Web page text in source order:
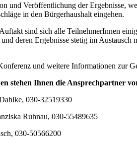
und Veröffentlichung der Ergebnisse,
in den Bürgerhaushalt eingehen.
sind sich alle TeilnehmerInnen
deren Ergebnisse stetig im
und weitere Informationen zur
stehen Ihnen die Ansprechpartner
030-32519330
Ruhnau, 030-55489635
030-50566200